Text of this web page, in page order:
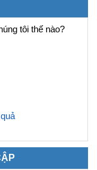
tôi thế nào?